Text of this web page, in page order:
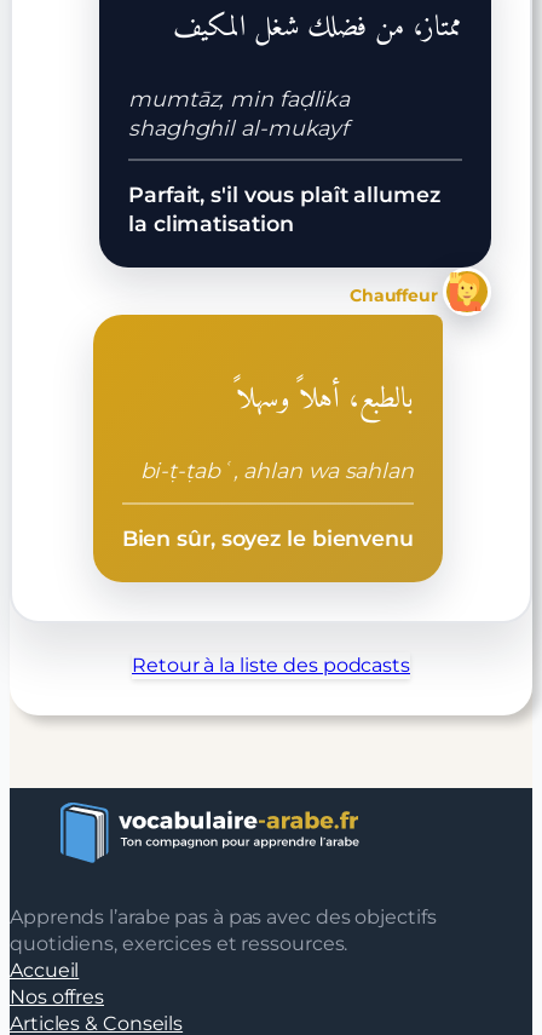
ممتاز، من فضلك شغل المكيف
mumtāz, min faḍlika
shaghghil al-mukayf
Parfait, s'il vous plaît allumez
la climatisation
Chauffeur
بالطبع، أهلاً وسهلاً
bi-ṭ-ṭabʿ, ahlan wa sahlan
Bien sûr, soyez le bienvenu
Retour à la liste des podcasts
Apprends l’arabe pas à pas avec des objectifs
quotidiens, exercices et ressources.
Accueil
Nos offres
Articles & Conseils